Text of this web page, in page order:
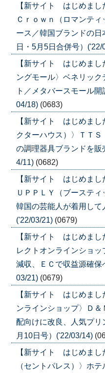
【新サイト はじめま
Ｃｒｏｗｎ（ロマンテ
ース／韓国ブランドの
日・5月5日合併号）('22/
【新サイト はじめま
ングモール〉ベネリッ
ト／メタバースモール
04/18) (0683)
【新サイト はじめま
クターハウス）〉ＴＴ
の調理器具ブランドを
4/11) (0682)
【新サイト はじめま
ＵＰＰＬＹ（ブーステ
韓国の芸能人が着用して
('22/03/21) (0679)
【新サイト はじめま
レクトオンラインショ
減収、ＥＣで収益源確
03/21) (0679)
【新サイト はじめま
ンラインショップ〉Ｄ
配向けに改良、人気プ
月10日号）('22/03/14)
【新サイト はじめま
（セントパレス）〉ホ